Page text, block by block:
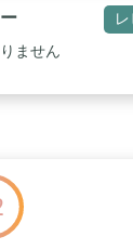
ません